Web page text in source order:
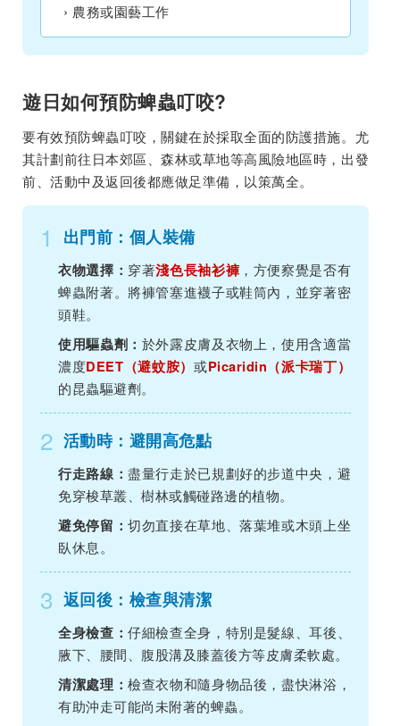
農務或園藝工作
遊日如何預防蜱蟲叮咬?
要有效預防蜱蟲叮咬，關鍵在於採取全面的防護措施。尤
其計劃前往日本郊區、森林或草地等高風險地區時，出發
前、活動中及返回後都應做足準備，以策萬全。
1 出門前：個人裝備
衣物選擇：穿著淺色長袖衫褲 ，方便察覺是否有
蜱蟲附著。將褲管塞進襪子或鞋筒內，並穿著密
頭鞋。
使用驅蟲劑： 於外露皮膚及衣物上，使用含適當
濃度DEET（避蚊胺） 或Picaridin（派卡瑞丁）
的昆蟲驅避劑。
2 活動時：避開高危點
行走路線：盡量行走於已規劃好的步道中央，避
免穿梭草叢、樹林或觸碰路邊的植物。
避免停留：切勿直接在草地、落葉堆或木頭上坐
臥休息。
3 返回後：檢查與清潔
全身檢查：仔細檢查全身，特別是髮線、耳後、
腋下、腰間、腹股溝及膝蓋後方等皮膚柔軟處。
清潔處理：檢查衣物和隨身物品後，盡快淋浴，
有助沖走可能尚未附著的蜱蟲。